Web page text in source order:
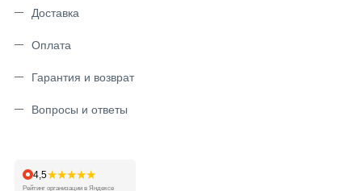
Доставка
Оплата
Гарантия и возврат
Вопросы и ответы
4,5★★★★★
Рейтинг организации в Яндексе